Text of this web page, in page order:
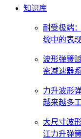
知识库
耐受极端
统中的表
波形弹簧
密减速器
力升波形
越来越多
大尺寸波
江力升弹